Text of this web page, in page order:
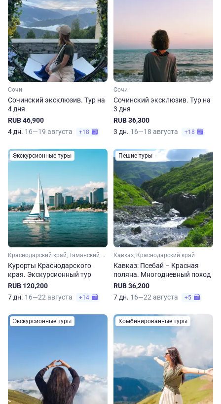
Сочи
Сочинский эксклюзив. Тур на
4 дня
RUB 46,900
4 дн. 16—19 августа +18
Сочи
Сочинский эксклюзив. Тур на
3 дня
RUB 36,300
3 дн. 16—18 августа +18
Экскурсионные туры
Краснодарский край, Таманский полуостров
Курорты Краснодарского
края. Экскурсионный тур
RUB 120,200
7 дн. 16—22 августа +14
Пешие туры
Кавказ, Краснодарский край
Кавказ: Псебай – Красная
поляна. Многодневный поход
RUB 36,200
7 дн. 16—22 августа +5
Экскурсионные туры Комбинированные туры